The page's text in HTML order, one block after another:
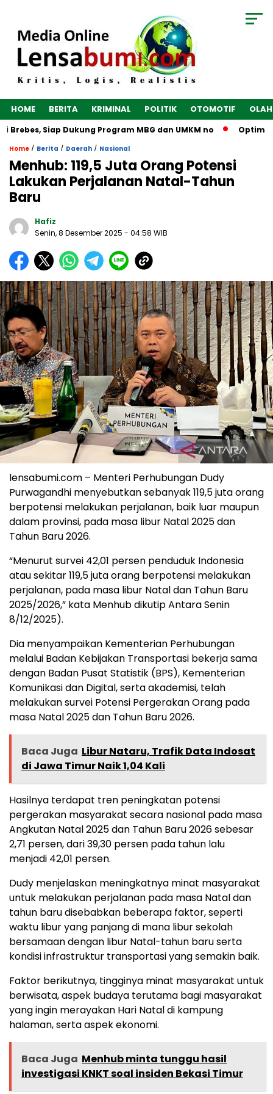
HOME BERITA KRIMINAL POLITIK OTOMOTIF
Siap Dukung Program MBG dan UMKM no
Home / Berita / Daerah / Nasional
Menhub: 119,5 Juta Orang Potensi
Lakukan Perjalanan Natal-Tahun
Baru
Hafiz
Senin, 8 Desember 2025 - 04:58 WIB
lensabumi.com – Menteri Perhubungan Dudy
Purwagandhi menyebutkan sebanyak 119,5 juta orang
berpotensi melakukan perjalanan, baik luar maupun
dalam provinsi, pada masa libur Natal 2025 dan
Tahun Baru 2026.
“Menurut survei 42,01 persen penduduk Indonesia
atau sekitar 119,5 juta orang berpotensi melakukan
perjalanan, pada masa libur Natal dan Tahun Baru
2025/2026,” kata Menhub dikutip Antara Senin
8/12/2025).
Dia menyampaikan Kementerian Perhubungan
melalui Badan Kebijakan Transportasi bekerja sama
dengan Badan Pusat Statistik (BPS), Kementerian
Komunikasi dan Digital, serta akademisi, telah
melakukan survei Potensi Pergerakan Orang pada
masa Natal 2025 dan Tahun Baru 2026.
Baca Juga Libur Nataru, Trafik Data Indosat
di Jawa Timur Naik 1,04 Kali
Hasilnya terdapat tren peningkatan potensi
pergerakan masyarakat secara nasional pada masa
Angkutan Natal 2025 dan Tahun Baru 2026 sebesar
2,71 persen, dari 39,30 persen pada tahun lalu
menjadi 42,01 persen.
Dudy menjelaskan meningkatnya minat masyarakat
untuk melakukan perjalanan pada masa Natal dan
tahun baru disebabkan beberapa faktor, seperti
waktu libur yang panjang di mana libur sekolah
bersamaan dengan libur Natal-tahun baru serta
kondisi infrastruktur transportasi yang semakin baik.
Faktor berikutnya, tingginya minat masyarakat untuk
berwisata, aspek budaya terutama bagi masyarakat
yang ingin merayakan Hari Natal di kampung
halaman, serta aspek ekonomi.
Baca Juga Menhub minta tunggu hasil
investigasi KNKT soal insiden Bekasi Timur